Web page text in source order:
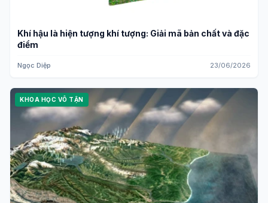
Khí hậu là hiện tượng khí tượng: Giải mã bản chất và đặc
điểm
Ngọc Diệp 23/06/2026
KHOA HỌC VÔ TẬN